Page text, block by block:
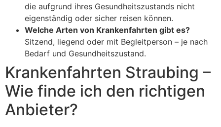
die aufgrund ihres Gesundheitszustands nicht
eigenständig oder sicher reisen können.
Welche Arten von Krankenfahrten gibt es?
Sitzend, liegend oder mit Begleitperson – je nach
Bedarf und Gesundheitszustand.
Krankenfahrten Straubing –
Wie finde ich den richtigen
Anbieter?